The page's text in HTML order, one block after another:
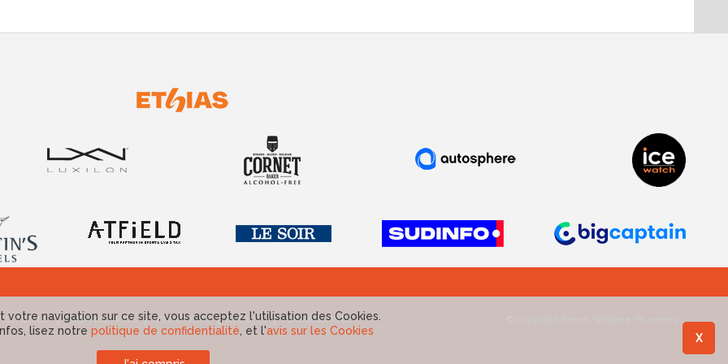
OFFICIELS ORGANISATIONS FORMATIONS RÉGIONS FORMATIONS DEV
X
votre navigation sur ce site, vous acceptez l'utilisation des Cookies.
lisez notre politique de confidentialité , et l'avis sur les Cookies